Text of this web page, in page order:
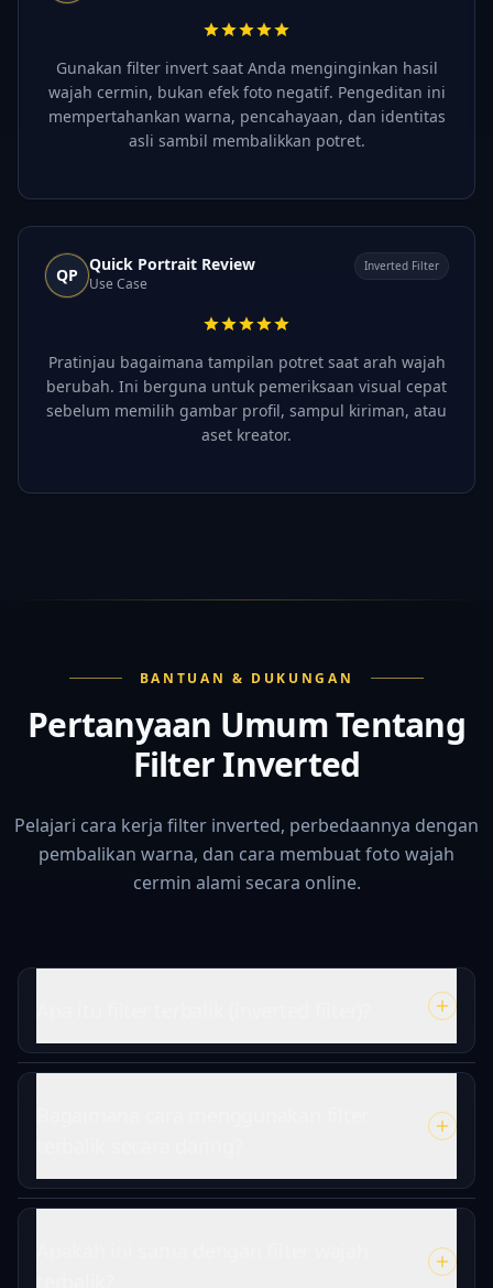
Gunakan filter invert saat Anda menginginkan hasil
wajah cermin, bukan efek foto negatif. Pengeditan ini
mempertahankan warna, pencahayaan, dan identitas
asli sambil membalikkan potret.
QP
Quick Portrait Review
Use Case
Inverted Filter
Pratinjau bagaimana tampilan potret saat arah wajah
berubah. Ini berguna untuk pemeriksaan visual cepat
sebelum memilih gambar profil, sampul kiriman, atau
aset kreator.
BANTUAN & DUKUNGAN
Pertanyaan Umum Tentang
Filter Inverted
Pelajari cara kerja filter inverted, perbedaannya dengan
pembalikan warna, dan cara membuat foto wajah
cermin alami secara online.